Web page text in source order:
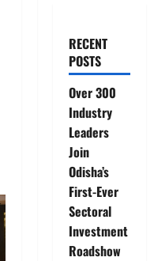
RECENT
POSTS
Over 300
Industry
Leaders
Join
Odisha’s
First-Ever
Sectoral
Investment
Roadshow